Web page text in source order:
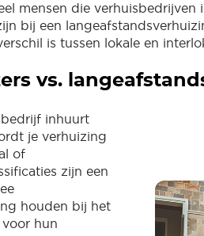
mensen die
bij een
is tussen lokale en
vs.
inhuurt
je verhuizing
of
zijn een
houden bij het
hun